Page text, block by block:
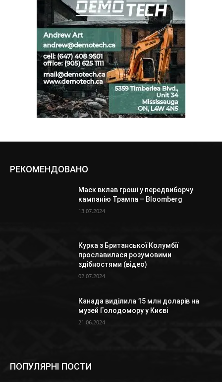
РЕКОМЕНДОВАНО
Маск вклав гроші у передвиборчу
кампанію Трампа – Bloomberg
13.07.2024
Курка з Британської Колумбії
прославилася розумовими
здібностями (відео)
02.07.2024
Канада виділила 15 млн доларів на
музей Голодомору у Києві
21.06.2024
ПОПУЛЯРНІ ПОСТИ